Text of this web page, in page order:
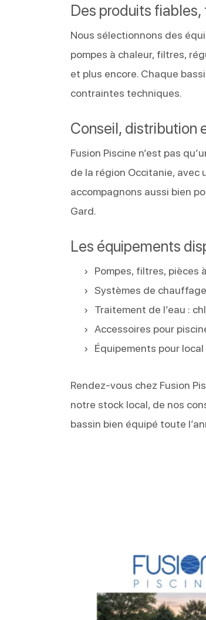
Des produits
Nous sélectionnons des
pompes à chaleur, filtres,
et plus encore. Chaque
contraintes techniques.
Conseil, distribution
Fusion Piscine n’est pas
de la région Occitanie, avec
accompagnons aussi bien
Gard.
Les équipements
Pompes, filtres, pièces
Systèmes de
Traitement de l’eau :
Accessoires pour
Équipements pour
Rendez-vous chez Fusion
notre stock local, de nos
bassin bien équipé toute